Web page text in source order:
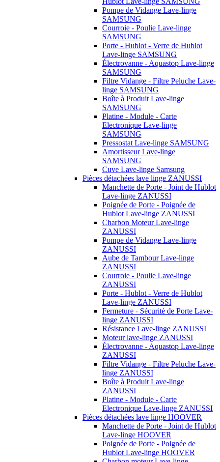
Pompe de Vidange Lave-linge
SAMSUNG
Courroie - Poulie Lave-linge
SAMSUNG
Porte - Hublot - Verre de Hublot
Lave-linge SAMSUNG
Électrovanne - Aquastop Lave-linge
SAMSUNG
Filtre Vidange - Filtre Peluche Lave-
linge SAMSUNG
Boîte à Produit Lave-linge
SAMSUNG
Platine - Module - Carte
Electronique Lave-linge
SAMSUNG
Pressostat Lave-linge SAMSUNG
Amortisseur Lave-linge
SAMSUNG
Cuve Lave-linge Samsung
Pièces détachées lave linge ZANUSSI
Manchette de Porte - Joint de Hublot
Lave-linge ZANUSSI
Poignée de Porte - Poignée de
Hublot Lave-linge ZANUSSI
Charbon Moteur Lave-linge
ZANUSSI
Pompe de Vidange Lave-linge
ZANUSSI
Aube de Tambour Lave-linge
ZANUSSI
Courroie - Poulie Lave-linge
ZANUSSI
Porte - Hublot - Verre de Hublot
Lave-linge ZANUSSI
Fermeture - Sécurité de Porte Lave-
linge ZANUSSI
Résistance Lave-linge ZANUSSI
Moteur lave-linge ZANUSSI
Électrovanne - Aquastop Lave-linge
ZANUSSI
Filtre Vidange - Filtre Peluche Lave-
linge ZANUSSI
Boîte à Produit Lave-linge
ZANUSSI
Platine - Module - Carte
Electronique Lave-linge ZANUSSI
Pièces détachées lave linge HOOVER
Manchette de Porte - Joint de Hublot
Lave-linge HOOVER
Poignée de Porte - Poignée de
Hublot Lave-linge HOOVER